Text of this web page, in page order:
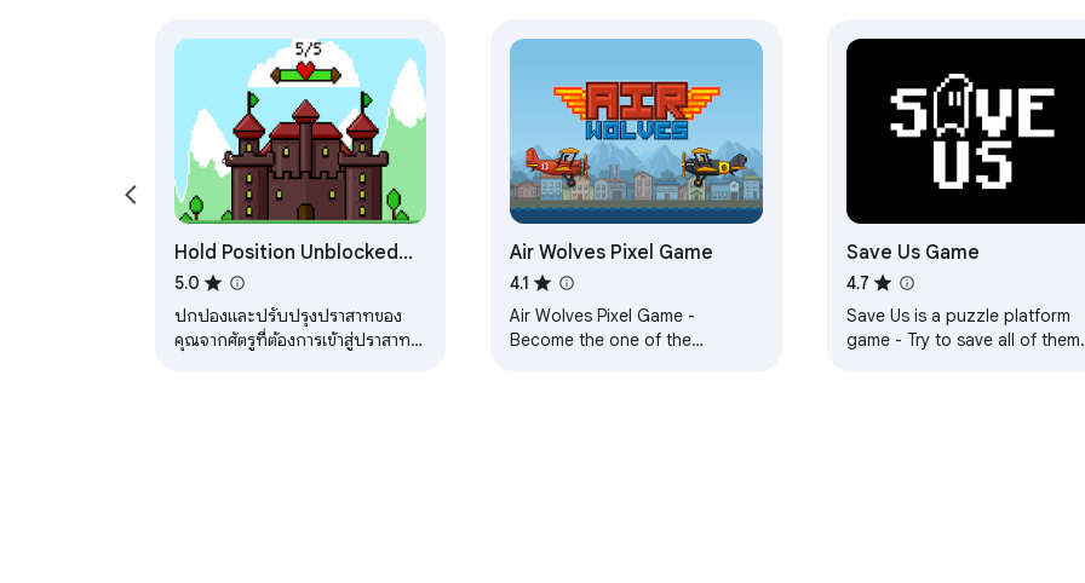
Hold Position Unblocked
Game
5.0
ปกป้องและปรับปรุงปราสาทของ
คุณจากศัตรูที่ต้องการเข้าสู่ปราสาท
Air Wolves Pixel Game
4.1
Air Wolves Pixel Game -
Become the one of the
Save Us Game
4.7
Save Us is a puzzle platform
game - Try to save all of them